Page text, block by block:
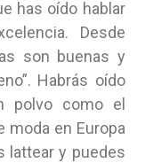
has oído hablar
Desde
son buenas y
Habrás oído
polvo como el
moda en Europa
lattear y puedes